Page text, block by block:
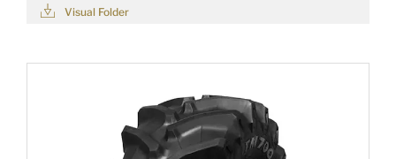
Visual Folder